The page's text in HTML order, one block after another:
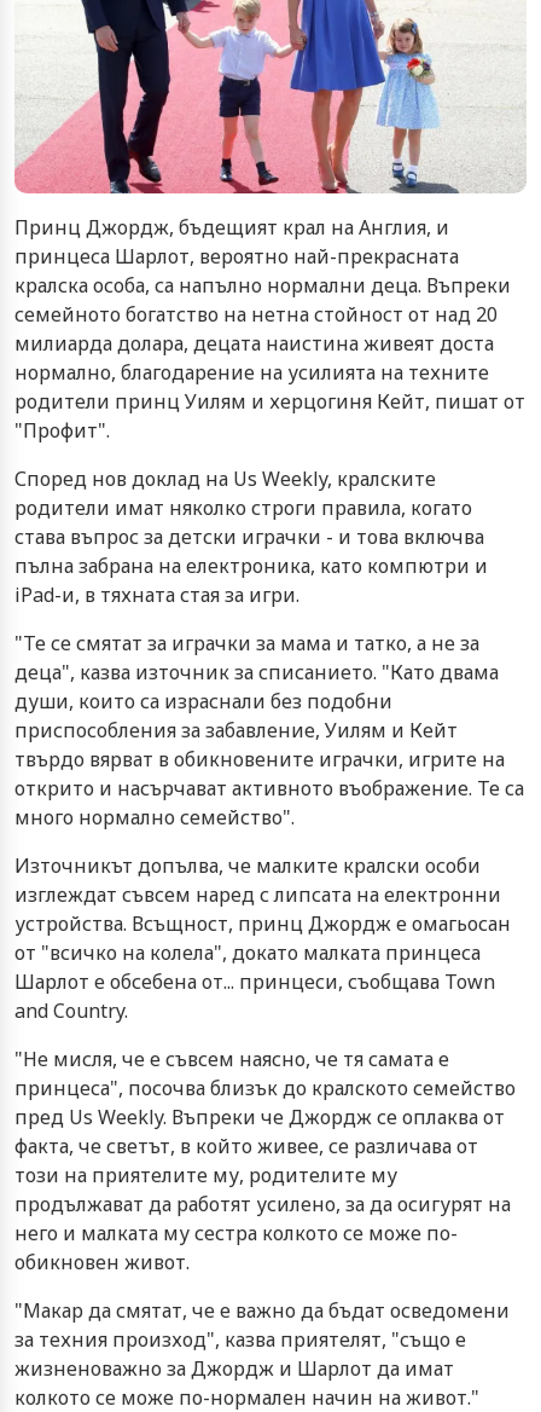
Принц Джордж, бъдещият крал на Англия, и
принцеса Шарлот, вероятно най-прекрасната
кралска особа, са напълно нормални деца. Въпреки
семейното богатство на нетна стойност от над 20
милиарда долара, децата наистина живеят доста
нормално, благодарение на усилията на техните
родители принц Уилям и херцогиня Кейт, пишат от
"Профит".
Според нов доклад на Us Weekly, кралските
родители имат няколко строги правила, когато
става въпрос за детски играчки - и това включва
пълна забрана на електроника, като компютри и
iPad-и, в тяхната стая за игри.
"Те се смятат за играчки за мама и татко, а не за
деца", казва източник за списанието. "Като двама
души, които са израснали без подобни
приспособления за забавление, Уилям и Кейт
твърдо вярват в обикновените играчки, игрите на
открито и насърчават активното въображение. Те са
много нормално семейство".
Източникът допълва, че малките кралски особи
изглеждат съвсем наред с липсата на електронни
устройства. Всъщност, принц Джордж е омагьосан
от "всичко на колела", докато малката принцеса
Шарлот е обсебена от... принцеси, съобщава Town
and Country.
"Не мисля, че е съвсем наясно, че тя самата е
принцеса", посочва близък до кралското семейство
пред Us Weekly. Въпреки че Джордж се оплаква от
факта, че светът, в който живее, се различава от
този на приятелите му, родителите му
продължават да работят усилено, за да осигурят на
него и малката му сестра колкото се може по-
обикновен живот.
"Макар да смятат, че е важно да бъдат осведомени
за техния произход", казва приятелят, "също е
жизненоважно за Джордж и Шарлот да имат
колкото се може по-нормален начин на живот."